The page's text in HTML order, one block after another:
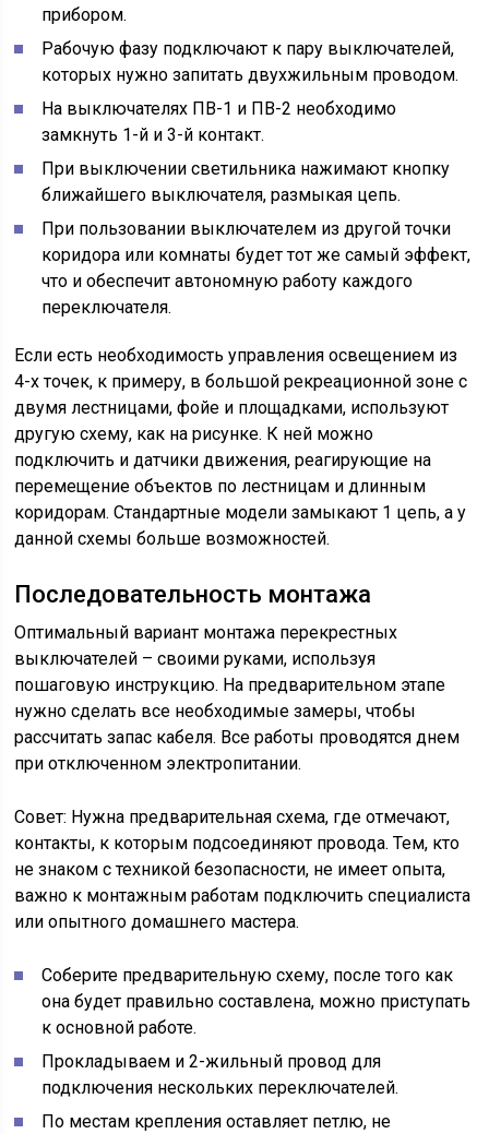
прибором.
Рабочую фазу подключают к пару выключателей,
которых нужно запитать двухжильным проводом.
На выключателях ПВ-1 и ПВ-2 необходимо
замкнуть 1-й и 3-й контакт.
При выключении светильника нажимают кнопку
ближайшего выключателя, размыкая цепь.
При пользовании выключателем из другой точки
коридора или комнаты будет тот же самый эффект,
что и обеспечит автономную работу каждого
переключателя.
Если есть необходимость управления освещением из
4-х точек, к примеру, в большой рекреационной зоне с
двумя лестницами, фойе и площадками, используют
другую схему, как на рисунке. К ней можно
подключить и датчики движения, реагирующие на
перемещение объектов по лестницам и длинным
коридорам. Стандартные модели замыкают 1 цепь, а у
данной схемы больше возможностей.
Последовательность монтажа
Оптимальный вариант монтажа перекрестных
выключателей – своими руками, используя
пошаговую инструкцию. На предварительном этапе
нужно сделать все необходимые замеры, чтобы
рассчитать запас кабеля. Все работы проводятся днем
при отключенном электропитании.
Совет: Нужна предварительная схема, где отмечают,
контакты, к которым подсоединяют провода. Тем, кто
не знаком с техникой безопасности, не имеет опыта,
важно к монтажным работам подключить специалиста
или опытного домашнего мастера.
Соберите предварительную схему, после того как
она будет правильно составлена, можно приступать
к основной работе.
Прокладываем и 2-жильный провод для
подключения нескольких переключателей.
По местам крепления оставляет петлю, не